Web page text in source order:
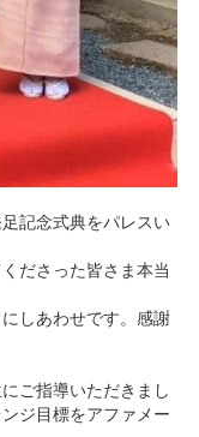
記念式典をパレスい
ださった皆さま本当
しあわせです。感謝
ご指導いただきまし
ジ目標をアファメー